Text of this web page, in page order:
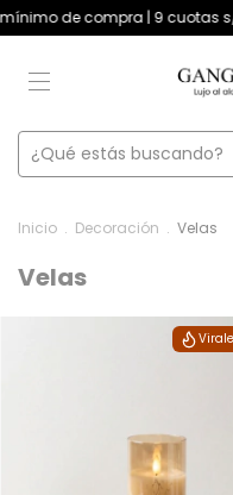
s/interés +$180.000
Inicio . Decoración . Velas
Velas